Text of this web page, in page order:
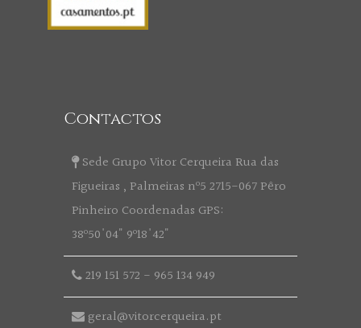
Contactos
Sede Grupo Vitor Cerqueira Rua das
Figueiras , Palmeiras nº5 2715-067 Pêro
Pinheiro Coordenadas GPS:
38º50'04" 9º18'42"
219 151 572 - 965 134 949
geral@vitorcerqueira.pt